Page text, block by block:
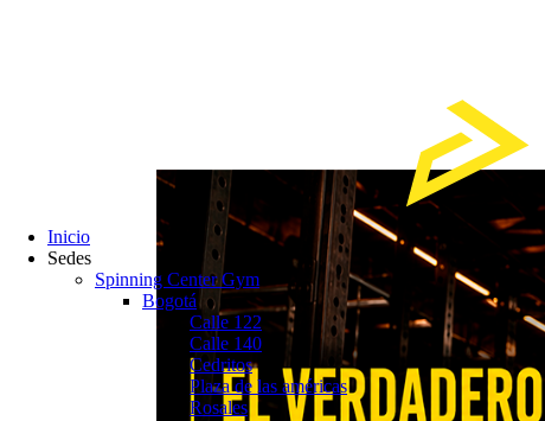
Inicio
Sedes
Spinning Center Gym
Bogotá
Calle 122
Calle 140
Cedritos
Plaza de las américas
Rosales